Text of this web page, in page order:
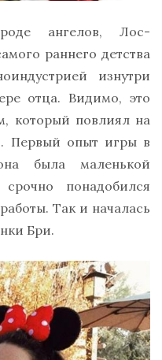
ангелов, Лос-
раннего детства
изнутри
отца. Видимо, это
который повлиял на
Первый опыт игры в
была маленькой
понадобился
Так и началась
Бри.